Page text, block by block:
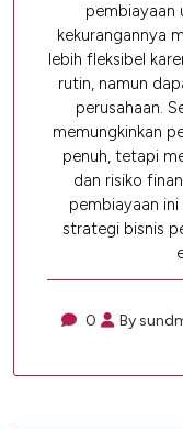
pembiayaan
kekurangannya
lebih fleksibel
rutin, namun
perusahaan.
memungkinkan
penuh, tetapi
dan risiko
pembiayaan
strategi bisnis
0 By